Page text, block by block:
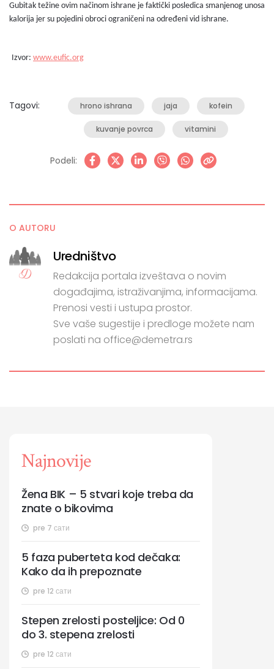
Gubitak težine ovim načinom ishrane je faktički posledica smanjenog unosa
kalorija jer su pojedini obroci ograničeni na određeni vid ishrane.
Izvor: www.eufic.org
Tagovi: hrono ishrana jaja kofein
kuvanje povrca vitamini
Podeli:
O AUTORU
Uredništvo
Redakcija portala izveštava o novim
događajima, istraživanjima, informacijama.
Prenosi vesti i ustupa prostor.
Sve vaše sugestije i predloge možete nam
poslati na office@demetra.rs
Najnovije
pre 7 сати
Žena BIK – 5 stvari koje treba da
znate o bikovima
pre 12 сати
5 faza puberteta kod dečaka:
Kako da ih prepoznate
pre 12 сати
Stepen zrelosti posteljice: Od 0
do 3. stepena zrelosti